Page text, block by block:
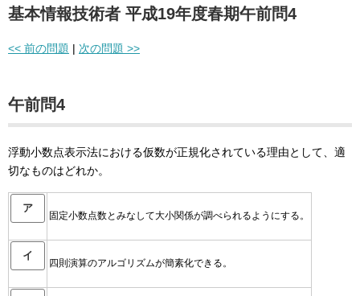
基本情報技術者 平成19年度春期午前問4
<< 前の問題 | 次の問題 >>
午前問4
浮動小数点表示法における仮数が正規化されている理由として、適
切なものはどれか。
ア
固定小数点数とみなして大小関係が調べられるようにする。
イ
四則演算のアルゴリズムが簡素化できる。